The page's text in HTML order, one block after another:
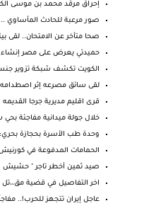
إحراق مرقد محمد بن موسى
صور مرعبة للحادث المأساوي .. مصرع 11
صحا متأخر عن الامتحان.. لقى
حميدتي يعرض على مصر إنشاء
الكويت تكشف شبكة تزوير جنسية عمرها 50
لقى سائق مصرعه إثر
قرى اقليم مديرية جرجا
خلال جولة ميدانية مفاجئة
وحدة طب الأسرة بحجازة بحري:
الحمامات المدفوعة في
صيد ثمين أخطر تاجر " حشيش
اخر التفاصيل في قضية
عاجل إيران تتجهز للحرب!..